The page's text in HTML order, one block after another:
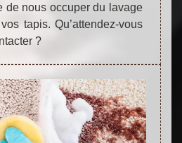
de nous occuper du lavage
tapis. Qu’attendez-vous
?